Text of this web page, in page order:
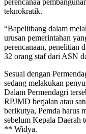
teknokratik.
“Bapelitbang dalam
urusan pemerintahan
perencanaan, penelitian
32 orang staf dari ASN
Sesuai dengan
sedang melakukan
Dalam Permendagri
RPJMD berjalan atau
berikutya, Pemda harus
sebelum Kepala Daerah
** Widya.